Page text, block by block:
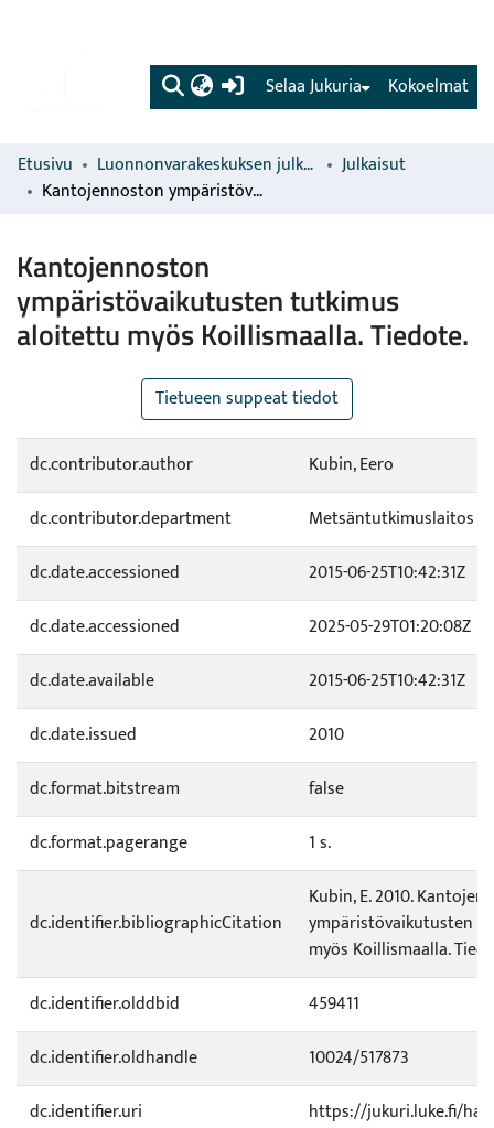
(current) Kokoelmat
Selaa Jukuria
Etusivu Luonnonvarakeskuksen julkaisut
Julkaisut
Kantojennoston ympäristövaikutusten tutkimus aloitettu myös Koillismaalla. Tiedote.
Kantojennoston
ympäristövaikutusten tutkimus
aloitettu myös Koillismaalla. Tiedote.
Tietueen suppeat tiedot
dc.contributor.author
Kubin, Eero
dc.contributor.department
Metsäntutkimuslaitos
dc.date.accessioned
2015-06-25T10:42:31Z
dc.date.accessioned
2025-05-29T01:20:08Z
dc.date.available
2015-06-25T10:42:31Z
dc.date.issued
2010
dc.format.bitstream
false
dc.format.pagerange
1 s.
dc.identifier.bibliographicCitation
Kubin, E. 2010.
ympäristövaikutusten
myös Koillismaalla.
dc.identifier.olddbid
459411
dc.identifier.oldhandle
10024/517873
dc.identifier.uri
https://jukuri.luke.fi/